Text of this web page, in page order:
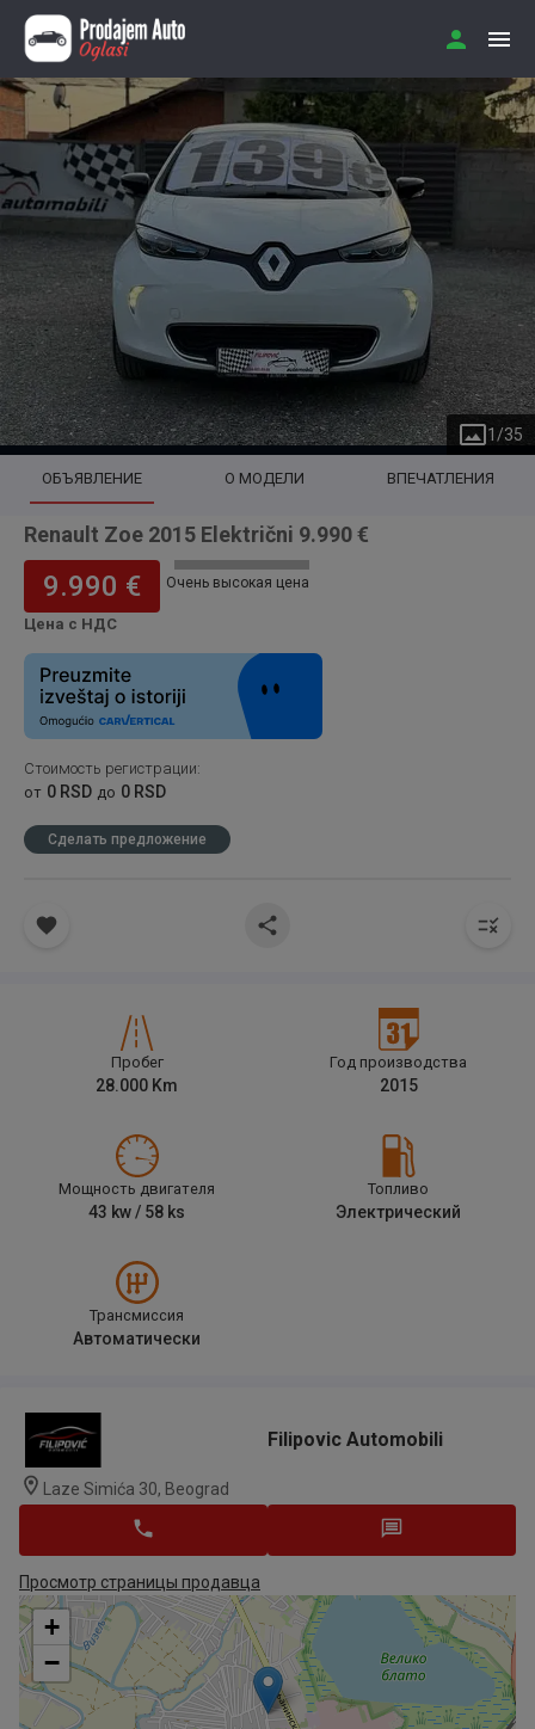
1/35
ОБЪЯВЛЕНИЕ О МОДЕЛИ ВПЕЧАТЛЕНИЯ
Renault Zoe 2015 Električni 9.990 €
9.990 €
Цена с НДС
Очень высокая цена
Стоимость регистрации:
от 0 RSD до 0 RSD
Сделать предложение
Пробег
28.000 Km
Год производства
2015
Мощность двигателя
43 kw / 58 ks
Топливо
Электрический
Трансмиссия
Автоматически
Filipovic Automobili
Laze Simića 30, Beograd
Просмотр страницы продавца
+
−